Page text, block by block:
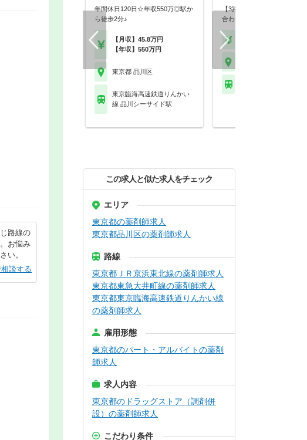
路線の
お悩み
い。
談する
年間休日120日☆年収550万◎駅か
ら徒歩2分♪
【月収】45.8万円
【年収】550万円
東京都 品川区
東京臨海高速鉄道りんかい
線 品川シーサイド駅
【3路線利用可】地域のニー
合わせた薬局づくりを…
この求人と似た求人をチェック
エリア
東京都の薬剤師求人
東京都品川区の薬剤師求人
路線
東京都ＪＲ京浜東北線の薬剤師求人
東京都東急大井町線の薬剤師求人
東京都東京臨海高速鉄道りんかい線
の薬剤師求人
雇用形態
東京都のパート・アルバイトの薬剤
師求人
求人内容
東京都のドラッグストア（調剤併
設）の薬剤師求人
こだわり条件